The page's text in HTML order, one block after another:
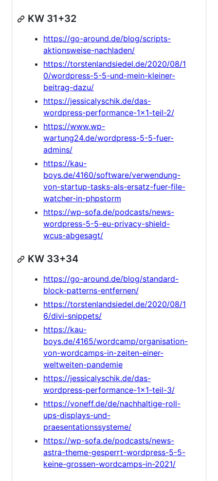
KW 31+32
https://go-around.de/blog/scripts-
aktionsweise-nachladen/
https://torstenlandsiedel.de/2020/08/1
0/wordpress-5-5-und-mein-kleiner-
beitrag-dazu/
https://jessicalyschik.de/das-
wordpress-performance-1x1-teil-2/
https://www.wp-
wartung24.de/wordpress-5-5-fuer-
admins/
https://kau-
boys.de/4160/software/verwendung-
von-startup-tasks-als-ersatz-fuer-file-
watcher-in-phpstorm
https://wp-sofa.de/podcasts/news-
wordpress-5-5-eu-privacy-shield-
wcus-abgesagt/
KW 33+34
https://go-around.de/blog/standard-
block-patterns-entfernen/
https://torstenlandsiedel.de/2020/08/1
6/divi-snippets/
https://kau-
boys.de/4165/wordcamp/organisation-
von-wordcamps-in-zeiten-einer-
weltweiten-pandemie
https://jessicalyschik.de/das-
wordpress-performance-1x1-teil-3/
https://voneff.de/de/nachhaltige-roll-
ups-displays-und-
praesentationssysteme/
https://wp-sofa.de/podcasts/news-
astra-theme-gesperrt-wordpress-5-5-
keine-grossen-wordcamps-in-2021/